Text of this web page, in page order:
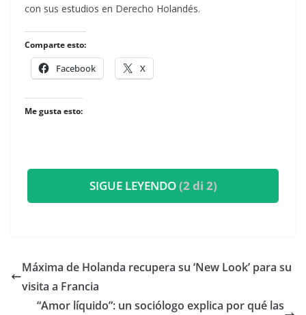
con sus estudios en Derecho Holandés.
Comparte esto:
Facebook X
Me gusta esto:
SIGUE LEYENDO(2 di 2)
​Máxima de Holanda recupera su ‘New Look’ para su
visita a Francia
“Amor líquido”: un sociólogo explica por qué las